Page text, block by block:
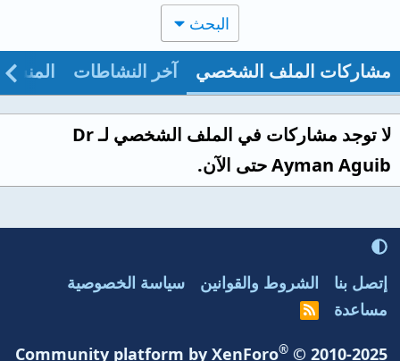
البحث
مشاركات الملف الشخصي آخر النشاطات
لا توجد مشاركات في الملف الشخصي لـ Dr
Ayman Aguib حتى الآن.
إتصل بنا الشروط والقوانين
سياسة الخصوصية
مساعدة
R
S
Community platform by XenForo® © 2010-2025